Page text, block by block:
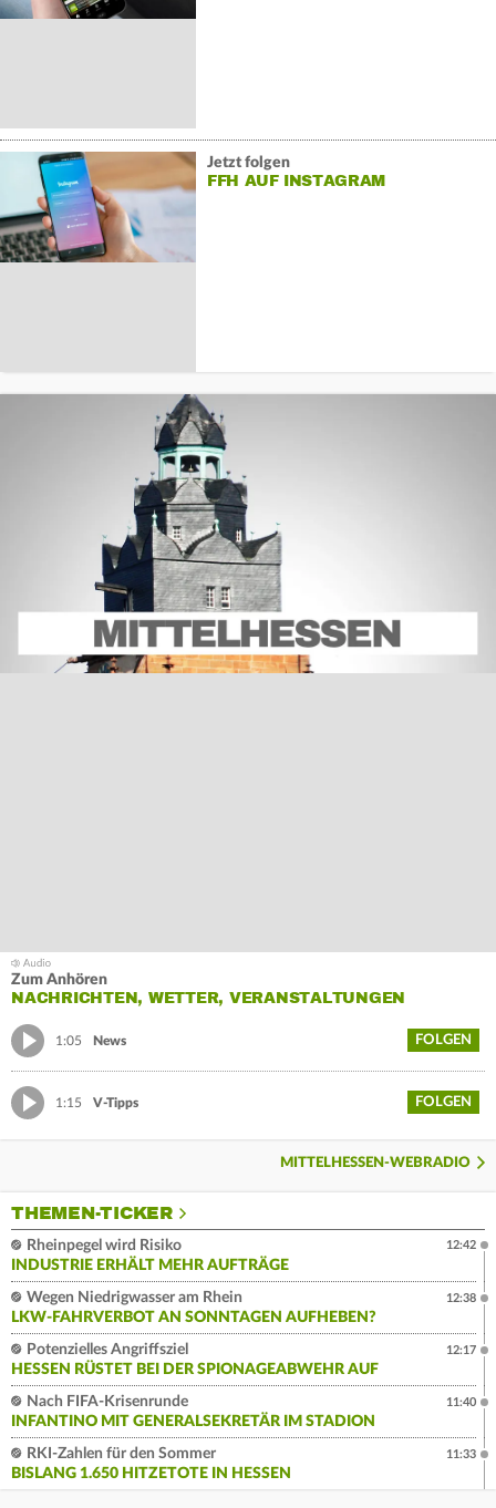
Jetzt folgen
FFH AUF INSTAGRAM
Zum Anhören
NACHRICHTEN, WETTER, VERANSTALTUNGEN
1:05 News FOLGEN
1:15 V-Tipps FOLGEN
MITTELHESSEN-WEBRADIO
THEMEN-TICKER
Rheinpegel wird Risiko
INDUSTRIE ERHÄLT MEHR AUFTRÄGE
12:42
Wegen Niedrigwasser am Rhein
LKW-FAHRVERBOT AN SONNTAGEN AUFHEBEN?
12:38
Potenzielles Angriffsziel
HESSEN RÜSTET BEI DER SPIONAGEABWEHR AUF
12:17
Nach FIFA-Krisenrunde
INFANTINO MIT GENERALSEKRETÄR IM STADION
11:40
RKI-Zahlen für den Sommer
BISLANG 1.650 HITZETOTE IN HESSEN
11:33